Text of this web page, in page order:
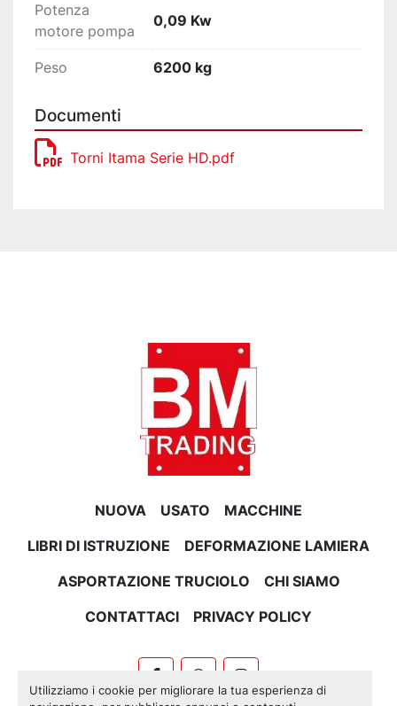
Utilizziamo i cookie per migliorare la tua esperienza di
Potenza
motore pompa
0,09 Kw
Peso 6200 kg
Documenti
Torni Itama Serie HD.pdf
NUOVA USATO
MACCHINE
LIBRI DI ISTRUZIONE
DEFORMAZIONE LAMIERA
ASPORTAZIONE TRUCIOLO
CHI SIAMO
CONTATTACI
PRIVACY POLICY
facebookwhatsappinstagram